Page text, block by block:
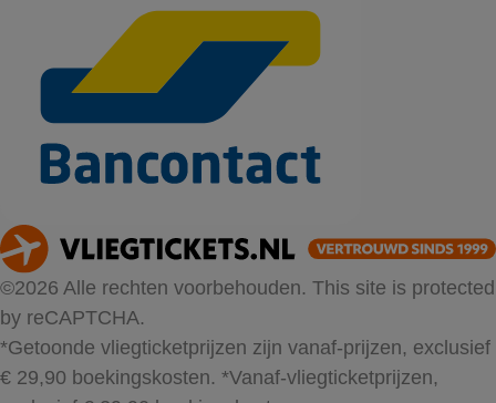
©2026 Alle rechten voorbehouden. This site is protected
by reCAPTCHA.
*Getoonde vliegticketprijzen zijn vanaf-prijzen, exclusief
€ 29,90 boekingskosten. *Vanaf-vliegticketprijzen,